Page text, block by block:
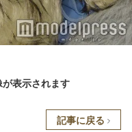
表示されます
記事に戻る